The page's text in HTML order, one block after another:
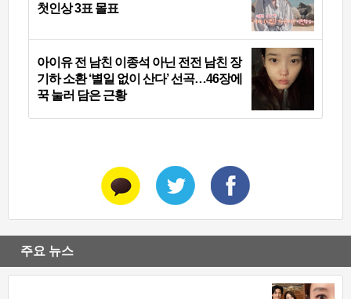
첫인상 3표 몰표
아이유 전 남친 이종석 아닌 전전 남친 장
기하 소환 ‘별일 없이 산다’ 선곡…46장에
꾹 눌러 담은 근황
주요 뉴스